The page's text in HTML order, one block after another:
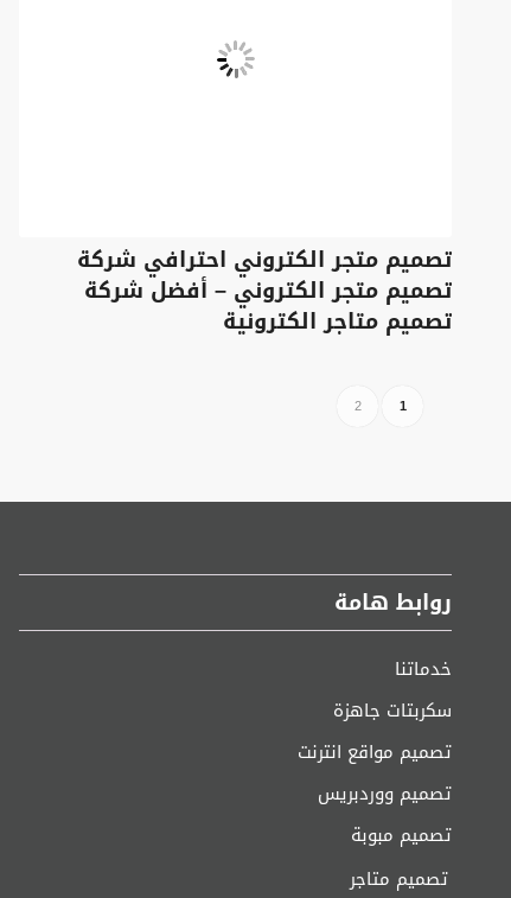
تصميم متجر الكتروني احترافي شركة
تصميم متجر الكتروني – أفضل شركة
تصميم متاجر الكترونية
1
2
روابط هامة
خدماتنا
سكربتات جاهزة
تصميم مواقع انترنت
تصميم ووردبريس
تصميم مبوبة
تصميم متاجر